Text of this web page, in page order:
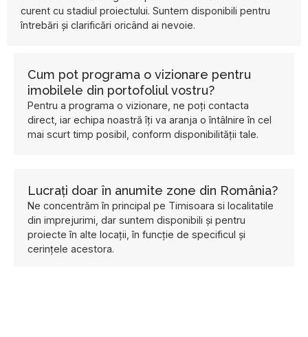
curent cu stadiul proiectului. Suntem disponibili pentru
întrebări și clarificări oricând ai nevoie.
Cum pot programa o vizionare pentru
imobilele din portofoliul vostru?
Pentru a programa o vizionare, ne poți contacta
direct, iar echipa noastră îți va aranja o întâlnire în cel
mai scurt timp posibil, conform disponibilității tale.
Lucrați doar în anumite zone din România?
Ne concentrăm în principal pe Timisoara si localitatile
din imprejurimi, dar suntem disponibili și pentru
proiecte în alte locații, în funcție de specificul și
cerințele acestora.